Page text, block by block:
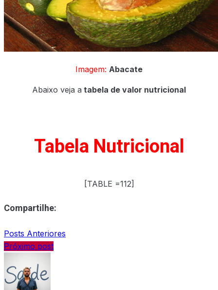
Imagem: Abacate
Abaixo veja a tabela de valor nutricional
Tabela Nutricional
[TABLE =112]
Compartilhe:
Posts Anteriores
Próximo post